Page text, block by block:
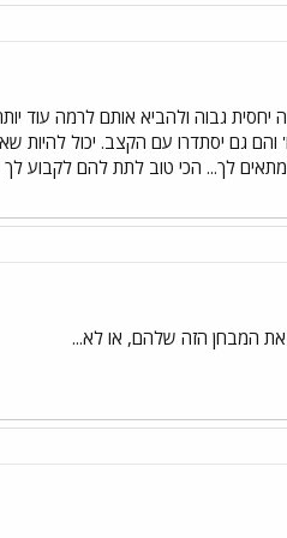
גם יסתדרו עם הקצב. יכול להיות
הנוכחי הוא לא מתאים לך... הכי טוב לתת
את המבחן הזה שלהם, או לא...